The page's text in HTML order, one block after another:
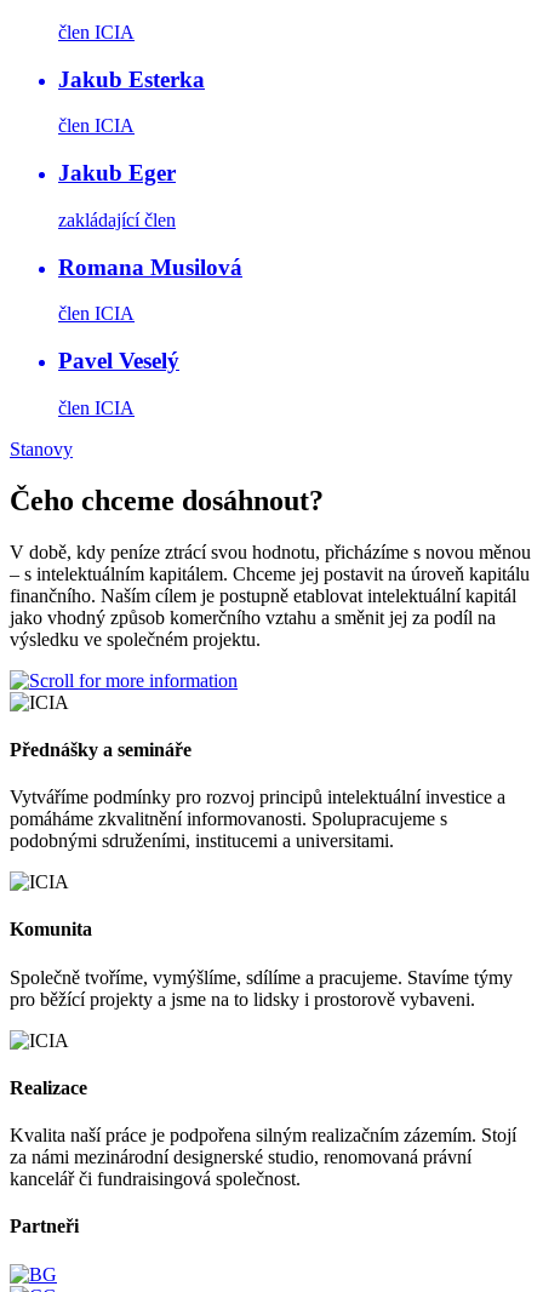
člen ICIA
Jakub Esterka
člen ICIA
Jakub Eger
zakládající člen
Romana Musilová
člen ICIA
Pavel Veselý
člen ICIA
Stanovy
Čeho chceme dosáhnout?
V době, kdy peníze ztrácí svou hodnotu, přicházíme s novou měnou
– s intelektuálním kapitálem. Chceme jej postavit na úroveň kapitálu
finančního. Naším cílem je postupně etablovat intelektuální kapitál
jako vhodný způsob komerčního vztahu a směnit jej za podíl na
výsledku ve společném projektu.
Přednášky a semináře
Vytváříme podmínky pro rozvoj principů intelektuální investice a
pomáháme zkvalitnění informovanosti. Spolupracujeme s
podobnými sdruženími, institucemi a universitami.
Komunita
Společně tvoříme, vymýšlíme, sdílíme a pracujeme. Stavíme týmy
pro běžící projekty a jsme na to lidsky i prostorově vybaveni.
Realizace
Kvalita naší práce je podpořena silným realizačním zázemím. Stojí
za námi mezinárodní designerské studio, renomovaná právní
kancelář či fundraisingová společnost.
Partneři